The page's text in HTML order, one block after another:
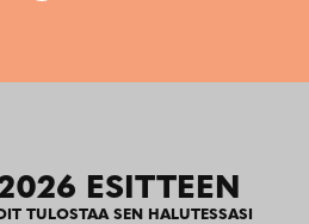
ESITTEEN
TULOSTAA SEN HALUTESSASI